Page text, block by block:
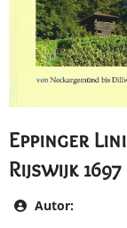
Eppinger
Rijswijk 1697
Autor: